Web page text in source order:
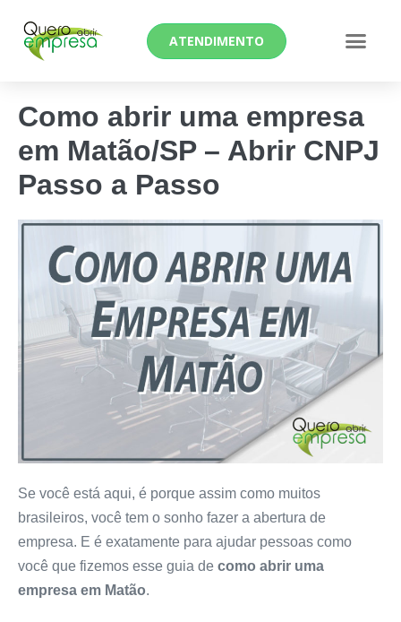
ATENDIMENTO
Como abrir uma empresa
em Matão/SP – Abrir CNPJ
Passo a Passo
Se você está aqui, é porque assim como muitos
brasileiros, você tem o sonho fazer a abertura de
empresa. E é exatamente para ajudar pessoas como
você que fizemos esse guia de como abrir uma
empresa em Matão.